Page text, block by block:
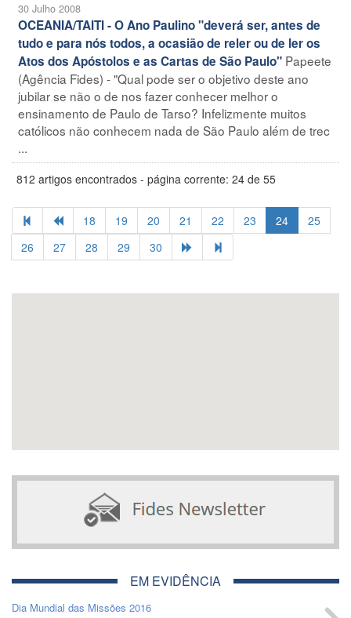
30 Julho 2008
OCEANIA/TAITI - O Ano Paulino "deverá ser, antes de
tudo e para nós todos, a ocasião de reler ou de ler os
Atos dos Apóstolos e as Cartas de São Paulo" Papeete
(Agência Fides) - "Qual pode ser o objetivo deste ano
jubilar se não o de nos fazer conhecer melhor o
ensinamento de Paulo de Tarso? Infelizmente muitos
católicos não conhecem nada de São Paulo além de trec
...
812 artigos encontrados - página corrente: 24 de 55
18 19 20 21 22 23 24
25
26
27 28 29 30
EM EVIDÊNCIA
Dia Mundial das Missões 2016